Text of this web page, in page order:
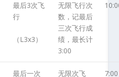
最后3次飞
行
（L3x3）
无限飞行次
数，记最后
三次飞行成
绩，最长计
3:00
最后一次
无限次飞
7:00